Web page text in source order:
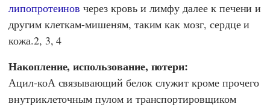
липопротеинов через кровь и лимфу далее к печени и
другим клеткам-мишеням, таким как мозг, сердце и
кожа.2, 3, 4
Накопление, использование, потери:
Ацил-коА связывающий белок служит кроме прочего
внутриклеточным пулом и транспортировщиком